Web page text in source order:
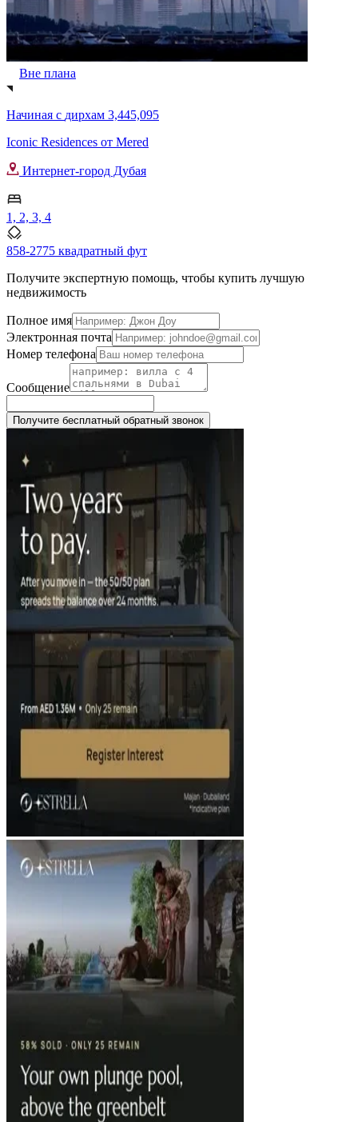
Вне плана
Начиная с дирхам 3,445,095
Iconic Residences от Mered
Интернет-город Дубая
1, 2, 3, 4
858-2775 квадратный фут
Получите экспертную помощь, чтобы купить лучшую
недвижимость
Полное имя
Электронная почта
Номер телефона
Сообщение
Получите бесплатный обратный звонок